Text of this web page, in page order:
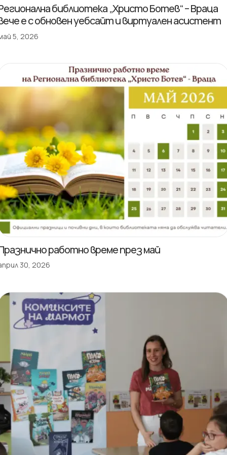
библиотека „Христо Ботев“ – Враца
е с обновен уебсайт и виртуален асистент
5, 2026
работно време през май
30, 2026